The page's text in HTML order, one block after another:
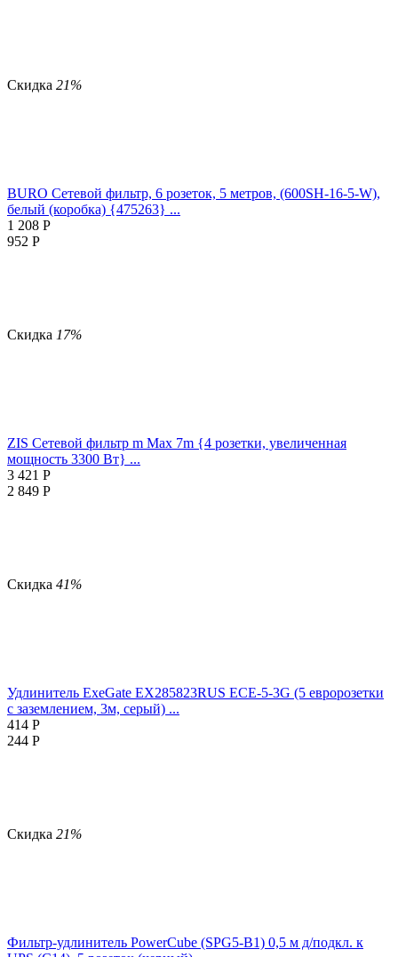
Скидка 21%
BURO Сетевой фильтр, 6 розеток, 5 метров, (600SH-16-5-W),
белый (коробка) {475263} ...
1 208 Р
952 Р
Скидка 17%
ZIS Сетевой фильтр m Max 7m {4 розетки, увеличенная
мощность 3300 Вт} ...
3 421 Р
2 849 Р
Скидка 41%
Удлинитель ExeGate EX285823RUS ECE-5-3G (5 евророзетки
с заземлением, 3м, серый) ...
414 Р
244 Р
Скидка 21%
Фильтр-удлинитель PowerCube (SPG5-В1) 0,5 м д/подкл. к